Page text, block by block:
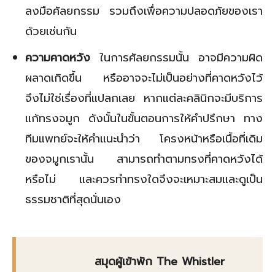
ลงมือศัลยกรรม รวมถึงเพื่อความปลอดภัยของเรา
ด้วยเช่นกัน
ความคาดหวัง ในการศัลยกรรมนั้น อาจมีความผิด
ผลาดเกิดขึ้น หรืออาจจะไม่เป็นอย่างที่คาดหวังไว้
จึงไม่ใช่เรื่องที่แปลกเลย หากแต่ละคลินิกจะมีบริการ
แก้ทรงจมูก ดังนั้นในขั้นตอนการให้คำปรึกษา ทาง
ทีมแพทย์จะให้คำแนะนำว่า โครงหน้าหรือเนื้อที่เดิม
ของจมูกเรานั้น สามารถทำตามทรงที่คาดหวังได้
หรือไม่ และควรทำทรงใดจึงจะเหมาะสมและดูเป็น
ธรรมชาติที่สุดนั่นเอง
สมุดผู้เข้าพัก The Whistler